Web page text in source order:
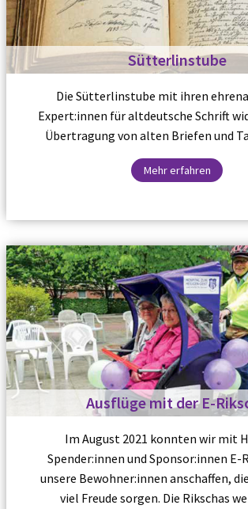
Sütterlinstube
Die Sütterlinstube mit ihren
Expert:innen für altdeutsche Schrift
Übertragung von alten Briefen und
Mehr erfahren
Ausflüge mit der E-
Im August 2021 konnten wir mit
Spender:innen und Sponsor:innen E-
unsere Bewohner:innen anschaffen,
viel Freude sorgen. Die Rikschas